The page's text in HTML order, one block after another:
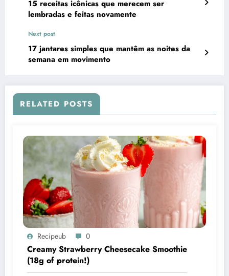
15 receitas icônicas que merecem ser
lembradas e feitas novamente
Next post
17 jantares simples que mantêm as noites da
semana em movimento
RELATED POSTS
Recipeub 0
Creamy Strawberry Cheesecake Smoothie
(18g of protein!)